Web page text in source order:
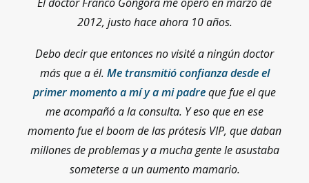
2012, justo hace ahora 10 años.
Debo decir que entonces no visité a ningún doctor
más que a él. Me transmitió confianza desde el
primer momento a mí y a mi padreque fue el que
me acompañó a la consulta. Y eso que en ese
momento fue el boom de las prótesis VIP, que daban
millones de problemas y a mucha gente le asustaba
someterse a un aumento mamario.